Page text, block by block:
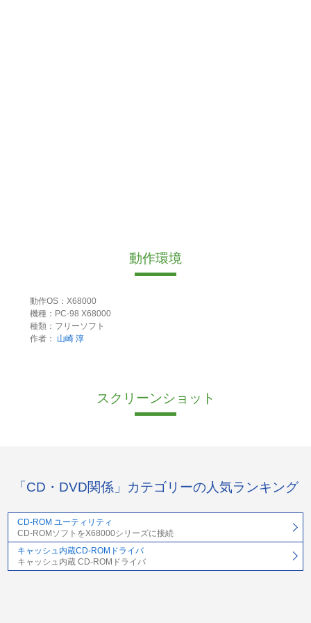
動作環境
動作OS：X68000
機種：PC-98 X68000
種類：フリーソフト
作者：
山崎 淳
スクリーンショット
「CD・DVD関係」カテゴリーの人気ランキング
CD-ROM ユーティリティ
CD-ROMソフトをX68000シリーズに接続
キャッシュ内蔵CD-ROMドライバ
キャッシュ内蔵 CD-ROMドライバ